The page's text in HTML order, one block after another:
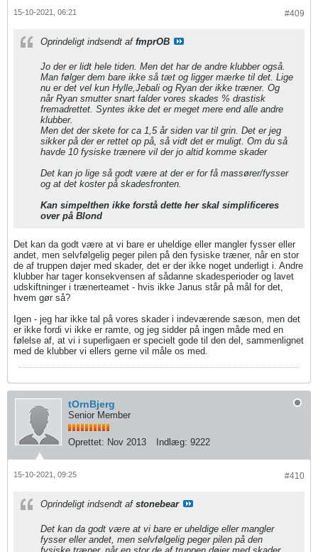
#409
15-10-2021, 06:21
Oprindeligt indsendt af fmprOB
Jo der er lidt hele tiden. Men det har de andre klubber også.
Man følger dem bare ikke så tæt og ligger mærke til det. Lige
nu er det vel kun Hylle,Jebali og Ryan der ikke træner. Og
når Ryan smutter snart falder vores skades % drastisk
fremadrettet. Syntes ikke det er meget mere end alle andre
klubber.
Men det der skete for ca 1,5 år siden var til grin. Det er jeg
sikker på der er rettet op på, så vidt det er muligt. Om du så
havde 10 fysiske trænere vil der jo altid komme skader
Det kan jo lige så godt være at der er for få massører/fysser
og at det koster på skadesfronten.
Kan simpelthen ikke forstå dette her skal simplificeres
over på Blond
Det kan da godt være at vi bare er uheldige eller mangler fysser eller
andet, men selvfølgelig peger pilen på den fysiske træner, når en stor
de af truppen døjer med skader, det er der ikke noget underligt i. Andre
klubber har tager konsekvensen af sådanne skadesperioder og lavet
udskiftninger i trænerteamet - hvis ikke Janus står på mål for det,
hvem gør så?
Igen - jeg har ikke tal på vores skader i indeværende sæson, men det
er ikke fordi vi ikke er ramte, og jeg sidder på ingen måde med en
følelse af, at vi i superligaen er specielt gode til den del, sammenlignet
med de klubber vi ellers gerne vil måle os med.
tOrnBjerg
Senior Member
Oprettet: Nov 2013 Indlæg: 9222
#410
15-10-2021, 09:25
Oprindeligt indsendt af stonebear
Det kan da godt være at vi bare er uheldige eller mangler
fysser eller andet, men selvfølgelig peger pilen på den